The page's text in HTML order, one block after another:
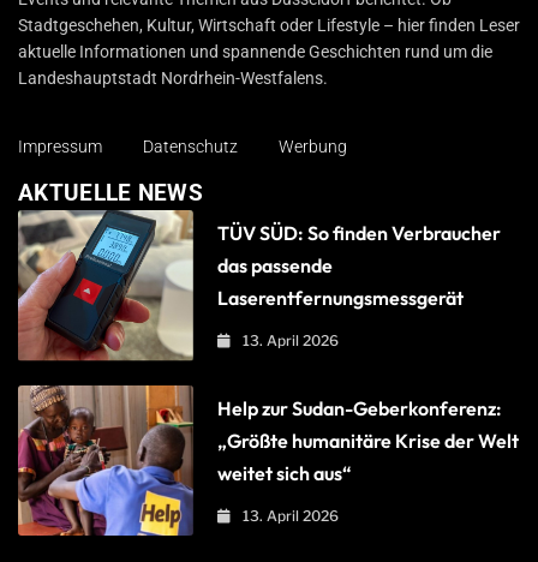
Stadtgeschehen, Kultur, Wirtschaft oder Lifestyle – hier finden Leser
aktuelle Informationen und spannende Geschichten rund um die
Landeshauptstadt Nordrhein-Westfalens.
Impressum Datenschutz Werbung
AKTUELLE NEWS
TÜV SÜD: So finden Verbraucher
das passende
Laserentfernungsmessgerät
13. April 2026
Help zur Sudan-Geberkonferenz:
„Größte humanitäre Krise der Welt
weitet sich aus“
13. April 2026